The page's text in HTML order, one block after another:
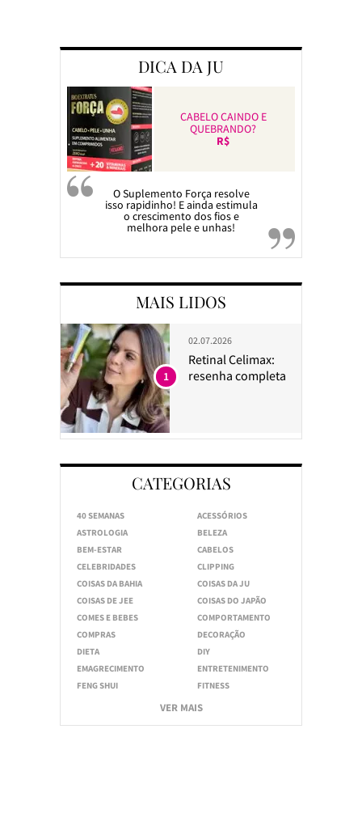
DICA DA JU
CABELO CAINDO E
QUEBRANDO?
R$
O Suplemento Força resolve
isso rapidinho! E ainda estimula
o crescimento dos fios e
melhora pele e unhas!
MAIS LIDOS
02.07.2026
Retinal Celimax:
resenha completa
1
CATEGORIAS
40 SEMANAS
ACESSÓRIOS
ASTROLOGIA
BELEZA
BEM-ESTAR
CABELOS
CELEBRIDADES
CLIPPING
COISAS DA BAHIA
COISAS DA JU
COISAS DE JEE
COISAS DO JAPÃO
COMES E BEBES
COMPORTAMENTO
COMPRAS
DECORAÇÃO
DIETA
DIY
EMAGRECIMENTO
ENTRETENIMENTO
FENG SHUI
FITNESS
VER MAIS